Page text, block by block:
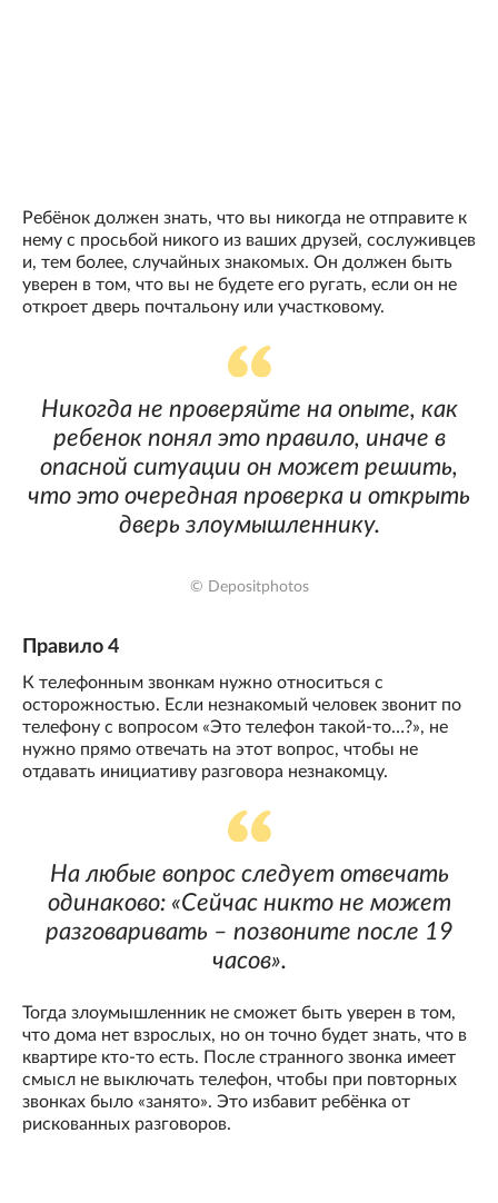
Ребёнок должен знать, что вы никогда не отправите к
нему с просьбой никого из ваших друзей, сослуживцев
и, тем более, случайных знакомых. Он должен быть
уверен в том, что вы не будете его ругать, если он не
откроет дверь почтальону или участковому.
Никогда не проверяйте на опыте, как
ребенок понял это правило, иначе в
опасной ситуации он может решить,
что это очередная проверка и открыть
дверь злоумышленнику.
© Depositphotos
Правило 4
К телефонным звонкам нужно относиться с
осторожностью. Если незнакомый человек звонит по
телефону с вопросом «Это телефон такой-то…?», не
нужно прямо отвечать на этот вопрос, чтобы не
отдавать инициативу разговора незнакомцу.
На любые вопрос следует отвечать
одинаково: «Сейчас никто не может
разговаривать – позвоните после 19
часов».
Тогда злоумышленник не сможет быть уверен в том,
что дома нет взрослых, но он точно будет знать, что в
квартире кто-то есть. После странного звонка имеет
смысл не выключать телефон, чтобы при повторных
звонках было «занято». Это избавит ребёнка от
рискованных разговоров.